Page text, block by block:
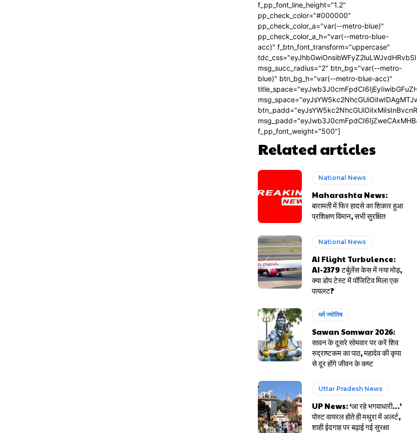
f_pp_font_line_height="1.2"
pp_check_color="#000000"
pp_check_color_a="var(--metro-blue)"
pp_check_color_a_h="var(--metro-blue-
acc)" f_btn_font_transform="uppercase"
msg_succ_radius="2" btn_bg="var(--metro-
blue)" btn_bg_h="var(--metro-blue-acc)"
f_pp_font_weight="500"]
Related articles
National News
Maharashta News:
बारामती में फिर हादसे का शिकार हुआ
प्रशिक्षण विमान, सभी सुरक्षित
National News
AI Flight Turbulence:
AI-2379 टर्बुलेंस केस में नया मोड़,
क्या डोप टेस्ट में पॉजिटिव मिला एक
पायलट?
धर्म ज्योतिष
Sawan Somwar 2026:
सावन के दूसरे सोमवार पर करें शिव
रुद्राष्टकम का पाठ, महादेव की कृपा
से दूर होंगे जीवन के कष्ट
Uttar Pradesh News
UP News: ‘आ रहे भगवाधारी…’
पोस्ट वायरल होते ही मथुरा में अलर्ट,
शाही ईदगाह पर बढ़ाई गई सुरक्षा